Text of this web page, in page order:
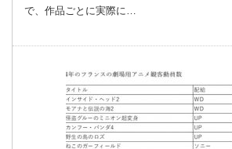
で、作品ごとに実際に…